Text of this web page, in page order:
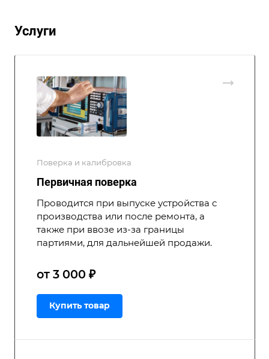
Услуги
Поверка и калибровка
Первичная поверка
Проводится при выпуске устройства с
производства или после ремонта, а
также при ввозе из-за границы
партиями, для дальнейшей продажи.
от 3 000 ₽
Купить товар